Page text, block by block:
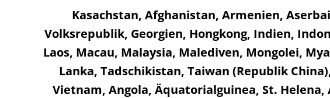
Kasachstan, Afghanistan, Armenien,
Volksrepublik, Georgien, Hongkong, Indien,
Laos, Macau, Malaysia, Malediven, Mongolei,
Lanka, Tadschikistan, Taiwan (Republik
Vietnam, Angola, Äquatorialguinea, St.